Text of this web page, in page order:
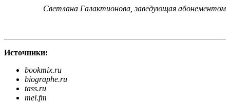
Светлана Галактионова, заведующая абонементом
Источники:
bookmix.ru
biographe.ru
tass.ru
mel.fm